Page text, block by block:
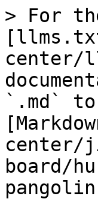
> For
center/
`.md`
center/
board/